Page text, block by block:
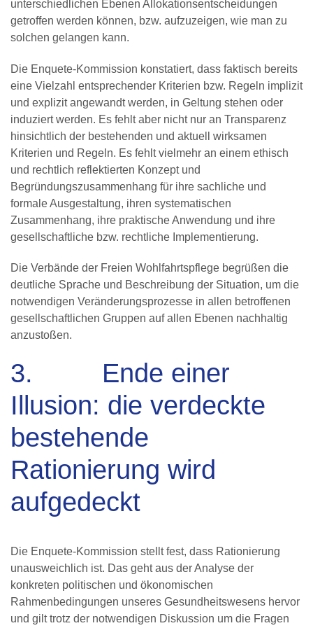
unterschiedlichen Ebenen Allokationsentscheidungen
getroffen werden können, bzw. aufzuzeigen, wie man zu
solchen gelangen kann.
Die Enquete-Kommission konstatiert, dass faktisch bereits
eine Vielzahl entsprechender Kriterien bzw. Regeln implizit
und explizit angewandt werden, in Geltung stehen oder
induziert werden. Es fehlt aber nicht nur an Transparenz
hinsichtlich der bestehenden und aktuell wirksamen
Kriterien und Regeln. Es fehlt vielmehr an einem ethisch
und rechtlich reflektierten Konzept und
Begründungszusammenhang für ihre sachliche und
formale Ausgestaltung, ihren systematischen
Zusammenhang, ihre praktische Anwendung und ihre
gesellschaftliche bzw. rechtliche Implementierung.
Die Verbände der Freien Wohlfahrtspflege begrüßen die
deutliche Sprache und Beschreibung der Situation, um die
notwendigen Veränderungsprozesse in allen betroffenen
gesellschaftlichen Gruppen auf allen Ebenen nachhaltig
anzustoßen.
3. Ende einer
Illusion: die verdeckte
bestehende
Rationierung wird
aufgedeckt
Die Enquete-Kommission stellt fest, dass Rationierung
unausweichlich ist. Das geht aus der Analyse der
konkreten politischen und ökonomischen
Rahmenbedingungen unseres Gesundheitswesens hervor
und gilt trotz der notwendigen Diskussion um die Fragen